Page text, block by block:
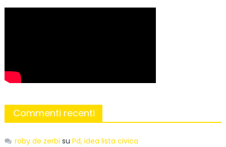
Commenti recenti
roby de zerbi su Pd, idea lista civica